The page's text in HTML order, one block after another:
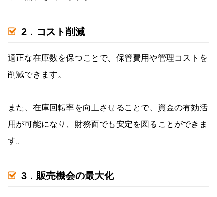
2．コスト削減
適正な在庫数を保つことで、保管費用や管理コストを
削減できます。
また、在庫回転率を向上させることで、資金の有効活
用が可能になり、財務面でも安定を図ることができま
す。
3．販売機会の最大化